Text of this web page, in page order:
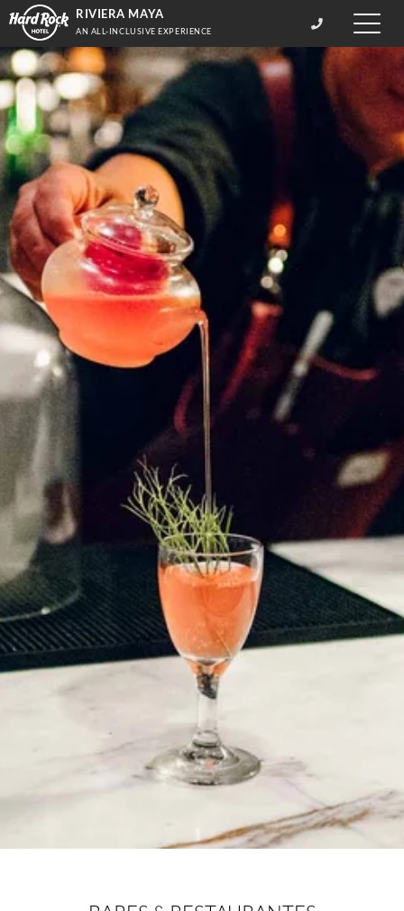
Toggle
RIVIERA MAYA
AN ALL-INCLUSIVE EXPERIENCE